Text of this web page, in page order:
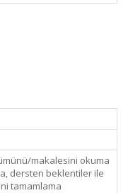
makalesini okuma
dersten beklentiler ile
tamamlama